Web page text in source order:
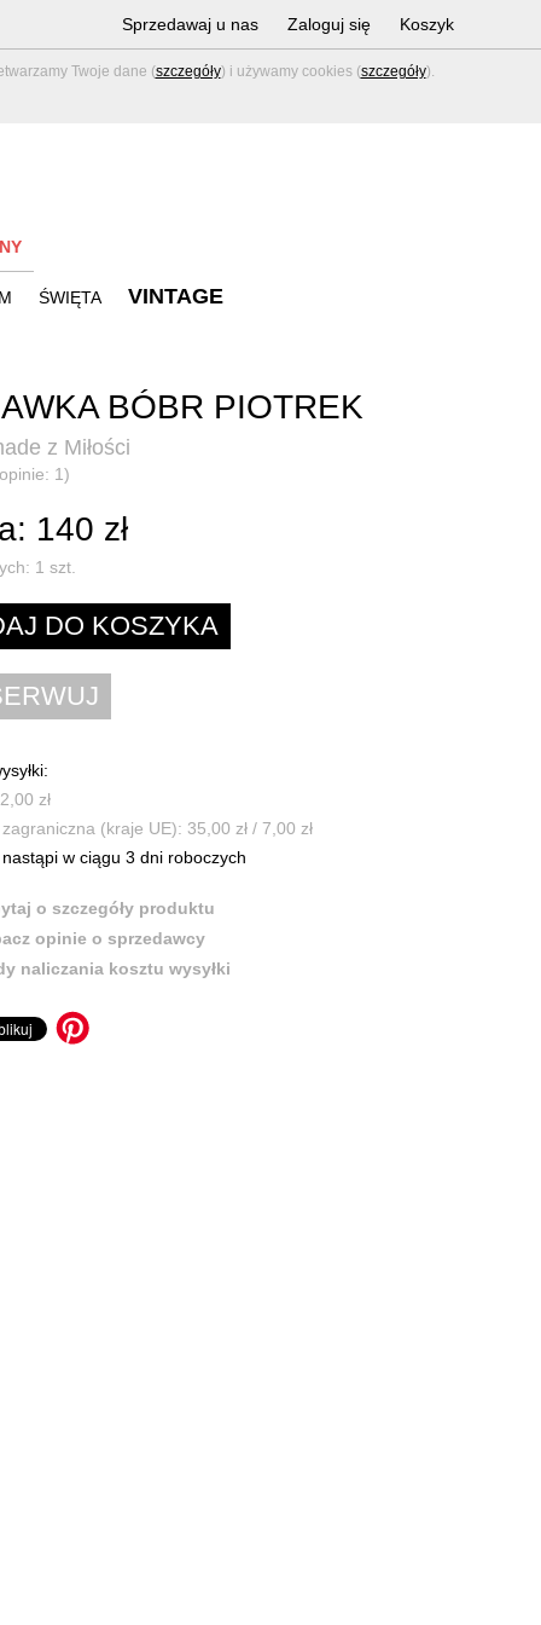
Twoje dane (szczegóły) i używamy cookies (szczegóły).
Sprzedawaj u nas Zaloguj się Koszyk
ŚWIĘTA VINTAGE
BÓBR PIOTREK
z Miłości
1)
140 zł
1 szt.
zł
zagraniczna (kraje UE): 35,00 zł / 7,00 zł
nastąpi w ciągu 3 dni roboczych
o szczegóły produktu
opinie o sprzedawcy
naliczania kosztu wysyłki